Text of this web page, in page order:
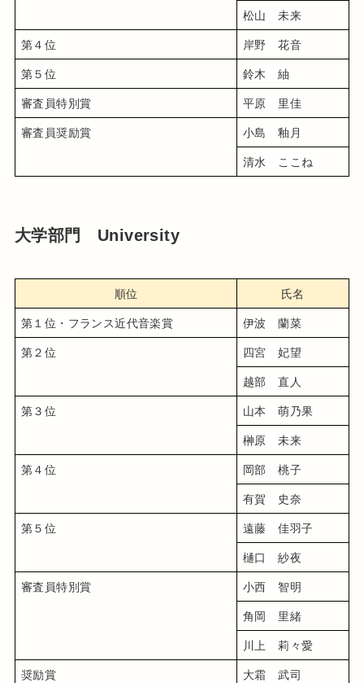
松山　未来
第４位 岸野　花音
第５位 鈴木　紬
審査員特別賞 平原　里佳
審査員奨励賞 小島　釉月
清水　ここね
大学部門 University
順位 氏名
第１位・フランス近代音楽賞 伊波　蘭菜
第２位 四宮　妃望
越部　直人
第３位 山本　萌乃果
榊原　未来
第４位 岡部　桃子
有賀　史奈
第５位 遠藤　佳羽子
樋口　紗夜
審査員特別賞 小西　智明
角岡　里緒
川上　莉々愛
奨励賞 大霜　武司